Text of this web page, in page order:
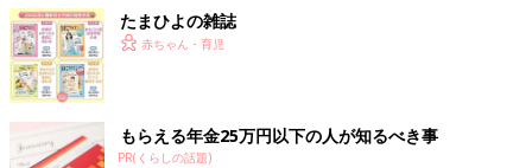
たまひよの雑誌
赤ちゃん・育児
もらえる年金25万円以下の人が知るべき事
PR(くらしの話題)